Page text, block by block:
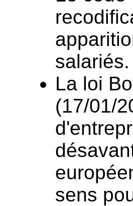
salariés.
La loi
(17/01/
sens